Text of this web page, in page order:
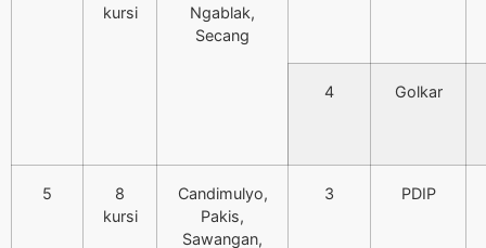
kursi
Ngablak,
Secang
4 Golkar
5
8
kursi
Candimulyo,
Pakis,
Sawangan,
3 PDIP